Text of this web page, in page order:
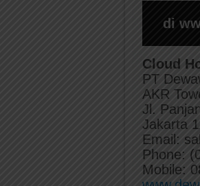
di
Cloud
PT
AKR
Jl.
Jakarta
Email:
Phone:
Mobile: